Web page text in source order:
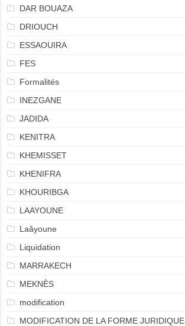
DAR BOUAZA
DRIOUCH
ESSAOUIRA
FES
Formalités
INEZGANE
JADIDA
KENITRA
KHEMISSET
KHENIFRA
KHOURIBGA
LAAYOUNE
Laâyoune
Liquidation
MARRAKECH
MEKNÈS
modification
MODIFICATION DE LA FORME JURIDIQUE